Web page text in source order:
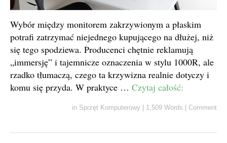
Wybór między monitorem zakrzywionym a płaskim
potrafi zatrzymać niejednego kupującego na dłużej, niż
się tego spodziewa. Producenci chętnie reklamują
„immersję” i tajemnicze oznaczenia w stylu 1000R, ale
rzadko tłumaczą, czego ta krzywizna realnie dotyczy i
komu się przyda. W praktyce … Czytaj całość:
in Sprzęt Komputerowy 1,509 Words Comment